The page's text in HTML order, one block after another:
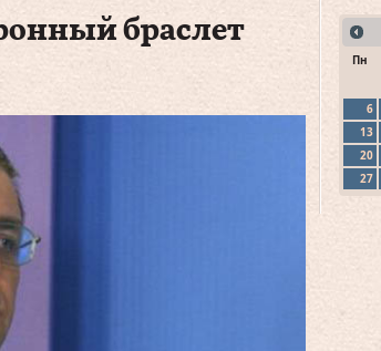
браслет
Пн
6
13
20
27